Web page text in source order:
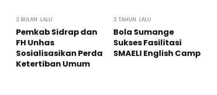
2 BULAN LALU
Pemkab Sidrap dan
FH Unhas
Sosialisasikan Perda
Ketertiban Umum
3 TAHUN LALU
Bola Sumange
Sukses Fasilitasi
SMAELI English Camp